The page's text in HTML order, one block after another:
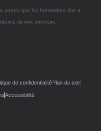
autres que les honoraires dus à
de ses services.
de confidentialitéPlan du site
Accessibilité